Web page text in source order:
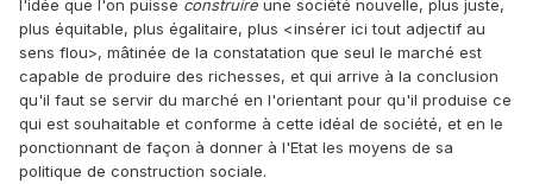
l'idée que l'on puisse construire une société nouvelle, plus juste,
plus équitable, plus égalitaire, plus <insérer ici tout adjectif au
sens flou>, mâtinée de la constatation que seul le marché est
capable de produire des richesses, et qui arrive à la conclusion
qu'il faut se servir du marché en l'orientant pour qu'il produise ce
qui est souhaitable et conforme à cette idéal de société, et en le
ponctionnant de façon à donner à l'Etat les moyens de sa
politique de construction sociale.